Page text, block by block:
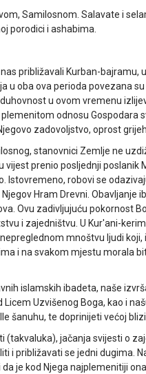
Samilosnom. Salavate i
porodici i ashabima.
približavali Kurban-bajramu,
u oba ova perioda povezana
u ovom vremenu
odnosu Gospodara
zadovoljstvo, oprost
stanovnici Zemlje ne
vijest prenio posljednji poslanik
Istovremeno, robovi se
Hram Drevni. Obavljanje
Ovu zadivljujuću pokornost
i zajedništvu. U Kur'ani-
mnoštvu ljudi
i na svakom mjestu morala
islamskih ibadeta, naše
Uzvišenog Boga, kao i
šanuhu, te doprinijeti većoj
jačanja svijesti o
i približavati se jedni dugima.
je kod Njega najplemenitiji